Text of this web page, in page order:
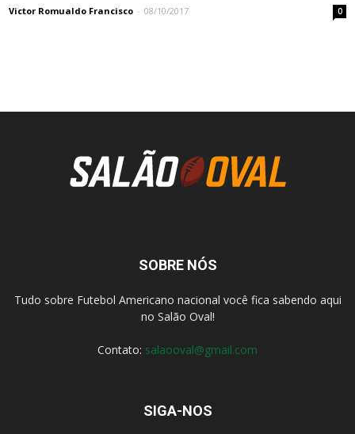
Victor Romualdo Francisco - 08/10/2017 0
SOBRE NÓS
Tudo sobre Futebol Americano nacional você fica sabendo aqui
no Salão Oval!
Contato: salaooval@gmail.com
SIGA-NOS